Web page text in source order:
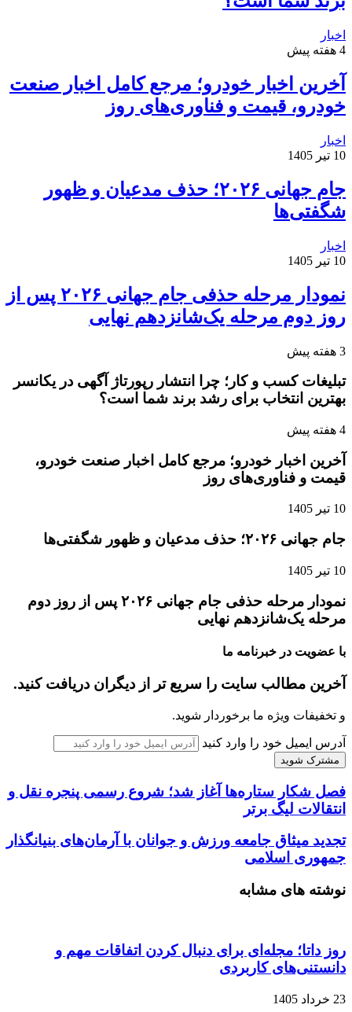
اخبار
4 هفته پیش
آخرین اخبار خودرو؛ مرجع کامل اخبار صنعت
خودرو، قیمت و فناوری‌های روز
اخبار
10 تیر 1405
جام جهانی ۲۰۲۶؛ حذف مدعیان و ظهور
شگفتی‌ها
اخبار
10 تیر 1405
نمودار مرحله حذفی جام جهانی ۲۰۲۶ پس از
روز دوم مرحله یک‌شانزدهم نهایی
3 هفته پیش
تبلیغات کسب و کار؛ چرا انتشار رپورتاژ آگهی در یکانسر
بهترین انتخاب برای رشد برند شما است؟
4 هفته پیش
آخرین اخبار خودرو؛ مرجع کامل اخبار صنعت خودرو،
قیمت و فناوری‌های روز
10 تیر 1405
جام جهانی ۲۰۲۶؛ حذف مدعیان و ظهور شگفتی‌ها
10 تیر 1405
نمودار مرحله حذفی جام جهانی ۲۰۲۶ پس از روز دوم
مرحله یک‌شانزدهم نهایی
با عضویت در خبرنامه ما
آخرین مطالب سایت را سریع تر از دیگران دریافت کنید.
و تخفیفات ویژه ما برخوردار شوید.
آدرس ایمیل خود را وارد کنید
فصل شکار ستاره‌ها آغاز شد؛ شروع رسمی پنجره نقل و
انتقالات لیگ برتر
تجدید میثاق جامعه ورزش و جوانان با آرمان‌های بنیانگذار
جمهوری اسلامی
نوشته های مشابه
روز داتا؛ مجله‌ای برای دنبال کردن اتفاقات مهم و
دانستنی‌های کاربردی
23 خرداد 1405